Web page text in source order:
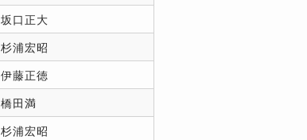
坂口正大
杉浦宏昭
伊藤正徳
橋田満
杉浦宏昭